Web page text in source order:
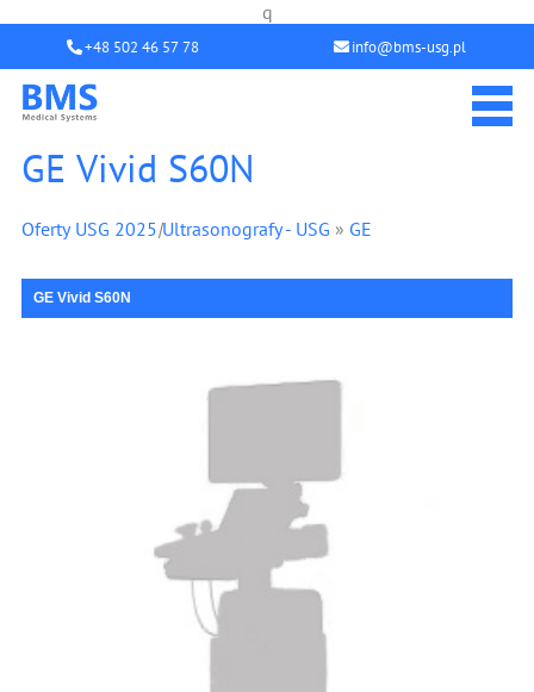
q
+48 502 46 57 78 info@bms-usg.pl
GE Vivid S60N
Oferty USG 2025|Ultrasonografy - USG » GE
GE Vivid S60N